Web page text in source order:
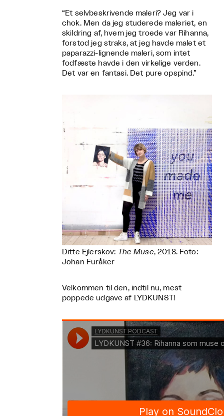
“Et selvbeskrivende maleri? Jeg var i
chok. Men da jeg studerede maleriet, en
skildring af, hvem jeg troede var Rihanna,
forstod jeg straks, at jeg havde malet et
paparazzi-lignende maleri, som intet
fodfæste havde i den virkelige verden.
Det var en fantasi. Det pure opspind.”
Ditte Ejlerskov: The Muse, 2018. Foto:
Johan Furåker
Velkommen til den, indtil nu, mest
poppede udgave af LYDKUNST!